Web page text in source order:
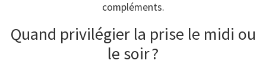
compléments.
Quand privilégier la prise le midi ou
le soir ?